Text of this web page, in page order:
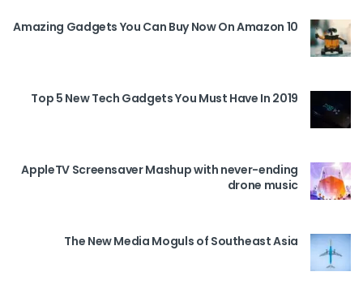
10 Amazing Gadgets You Can Buy Now On Amazon
Top 5 New Tech Gadgets You Must Have In 2019
AppleTV Screensaver Mashup with never-ending
drone music
The New Media Moguls of Southeast Asia